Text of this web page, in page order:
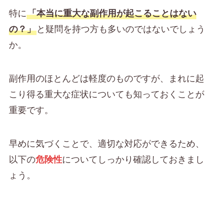
特に「本当に重大な副作用が起こることはない
の？」と疑問を持つ方も多いのではないでしょう
か。
副作用のほとんどは軽度のものですが、まれに起
こり得る重大な症状についても知っておくことが
重要です。
早めに気づくことで、適切な対応ができるため、
以下の危険性についてしっかり確認しておきまし
ょう。